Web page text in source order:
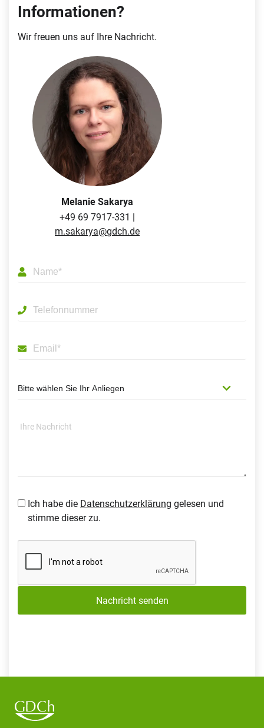
Ich habe die Datenschutzerklärung gelesen und
stimme dieser zu.
Nachricht senden
Informationen?
Wir freuen uns auf Ihre Nachricht.
Melanie Sakarya
+49 69 7917-331 |
m.sakarya@gdch.de